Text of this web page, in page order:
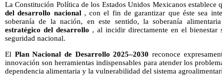
La Constitución Política de los Estados Unidos Mexicanos establece
del desarrollo nacional, con el fin de garantizar que éste sea
soberanía de la nación, en este sentido, la soberanía
estratégico del desarrollo , al incidir directamente en el
seguridad nacional.
El Plan Nacional de Desarrollo 2025–2030 reconoce
innovación son herramientas indispensables para atender los
dependencia alimentaria y la vulnerabilidad del sistema